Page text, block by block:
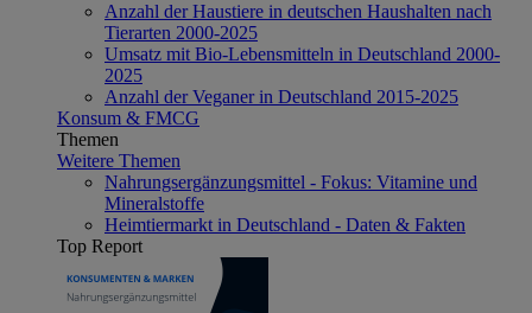
Anzahl der Haustiere in deutschen Haushalten nach
Tierarten 2000-2025
Umsatz mit Bio-Lebensmitteln in Deutschland 2000-
2025
Anzahl der Veganer in Deutschland 2015-2025
Konsum & FMCG
Themen
Weitere Themen
Nahrungsergänzungsmittel - Fokus: Vitamine und
Mineralstoffe
Heimtiermarkt in Deutschland - Daten & Fakten
Top Report